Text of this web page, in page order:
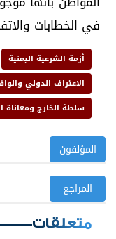
في الخطابات
أزمة الشرعية اليمنية
الاعتراف الدولي
سلطة الخارج ومعاناة
المؤلفون
المراجع
متعلقات